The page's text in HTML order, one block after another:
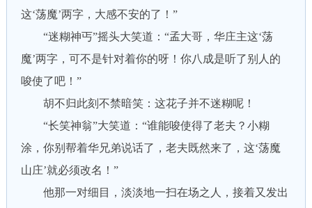
这‘荡魔’两字，大感不安的了！”
“迷糊神丐”摇头大笑道：“孟大哥，华庄主这‘荡
魔’两字，可不是针对着你的呀！你八成是听了别人的
唆使了吧！”
胡不归此刻不禁暗笑：这花子并不迷糊呢！
“长笑神翁”大笑道：“谁能唆使得了老夫？小糊
涂，你别帮着华兄弟说话了，老夫既然来了，这‘荡魔
山庄’就必须改名！”
他那一对细目，淡淡地一扫在场之人，接着又发出